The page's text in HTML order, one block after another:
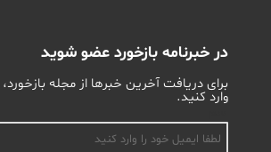
در خبرنامه بازخورد عضو شوید
برای دریافت آخرین خبرها از مجله
وارد کنید.